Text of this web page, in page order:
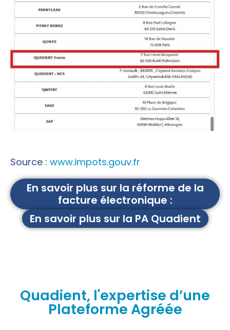
Source : www.impots.gouv.fr
En savoir plus sur la réforme de la
facture électronique :
En savoir plus sur la PA Quadient
Quadient, l'expertise d’une
Plateforme Agréée